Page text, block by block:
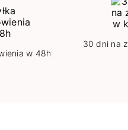
w 48h
30 dni na